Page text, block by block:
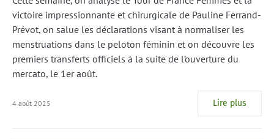
victoire impressionnante et chirurgicale de Pauline Ferrand-
Prévot, on salue les déclarations visant à normaliser les
menstruations dans le peloton féminin et on découvre les
premiers transferts officiels à la suite de l’ouverture du
mercato, le 1er août.
4 août 2025 Lire plus